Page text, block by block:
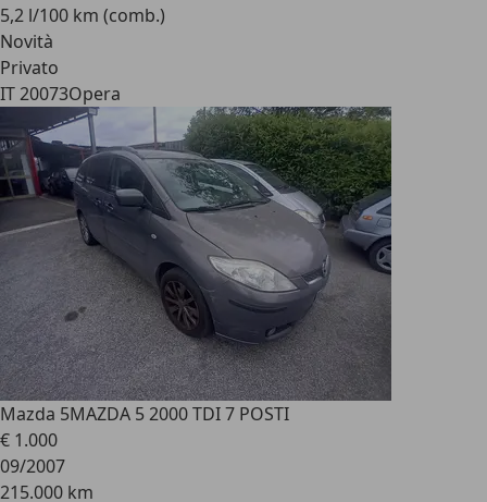
5,2 l/100 km (comb.)
Novità
Privato
IT 20073Opera
Mazda 5MAZDA 5 2000 TDI 7 POSTI
€ 1.000
09/2007
215.000 km